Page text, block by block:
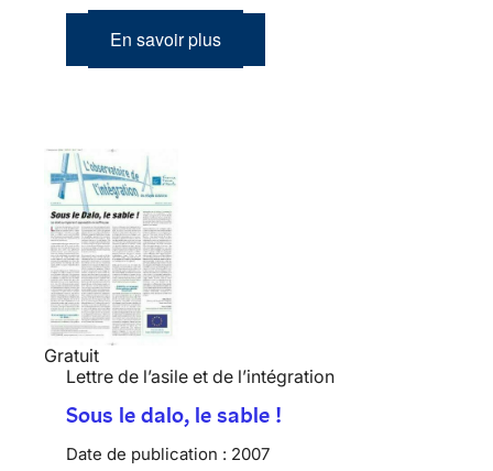
En savoir plus
Gratuit
Lettre de l’asile et de l’intégration
Sous le dalo, le sable !
Date de publication : 2007